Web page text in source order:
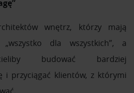
wnętrz, którzy mają
dla wszystkich”, a
budować bardziej
i przyciągać klientów, z którymi